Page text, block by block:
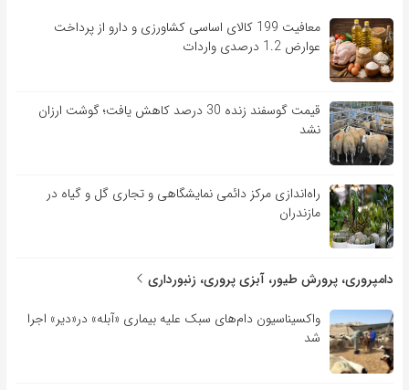
معافیت 199 کالای اساسی کشاورزی و دارو از پرداخت
عوارض 1.2 درصدی واردات
قیمت گوسفند زنده 30 درصد کاهش یافت؛ گوشت ارزان
نشد
راه‌اندازی مرکز دائمی نمایشگاهی و تجاری گل و گیاه در
مازندران
دامپروری، پرورش طیور، آبزی پروری، زنبورداری
واکسیناسیون دام‌های سبک علیه بیماری «آبله» در«دیر» اجرا
شد